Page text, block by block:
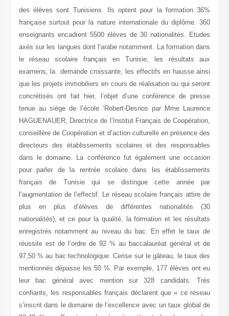
36% des élèves sont Tunisiens. Ils optent pour la formation
française surtout pour la nature internationale du diplôme. 360
enseignants encadrent 5500 élèves de 30 nationalités. Etudes
axés sur les langues dont l’arabe notamment. La formation dans
le réseau scolaire français en Tunisie, les résultats aux
examens, la demande croissante, les effectifs en hausse ainsi
que les projets immobiliers en cours de réalisation ou qui seront
concrétisés ont fait hier, l’objet d’une conférence de presse
tenue au siège de l’école ‘Robert-Desnos par Mme Laurence
HAGUENAUER, Directrice de l’Institut Français de Coopération,
conseillère de Coopération et d’action culturelle en présence des
directeurs des établissements scolaires et des responsables
dans le domaine. La conférence fut également une occasion
pour parler de la rentrée scolaire dans les établissements
français de Tunisie qui se distingue cette année par
l’augmentation de l’effectif. Le réseau scolaire français attire de
plus en plus d’élèves de différentes nationalités (30
nationalités), et ce pour la qualité, la formation et les résultats
enregistrés notamment au niveau du bac. En effet le taux de
réussite est de l’ordre de 92 % au baccalauréat général et de
97,50 % au bac technologique. Cerise sur le gâteau, le taux des
mentionnés dépasse les 50 %. Par exemple, 177 élèves ont eu
leur bac général avec mention sur 328 candidats. Très
confiants, les responsables français déclarent que « ce réseau
s’inscrit dans le domaine de l’excellence avec un taux global de